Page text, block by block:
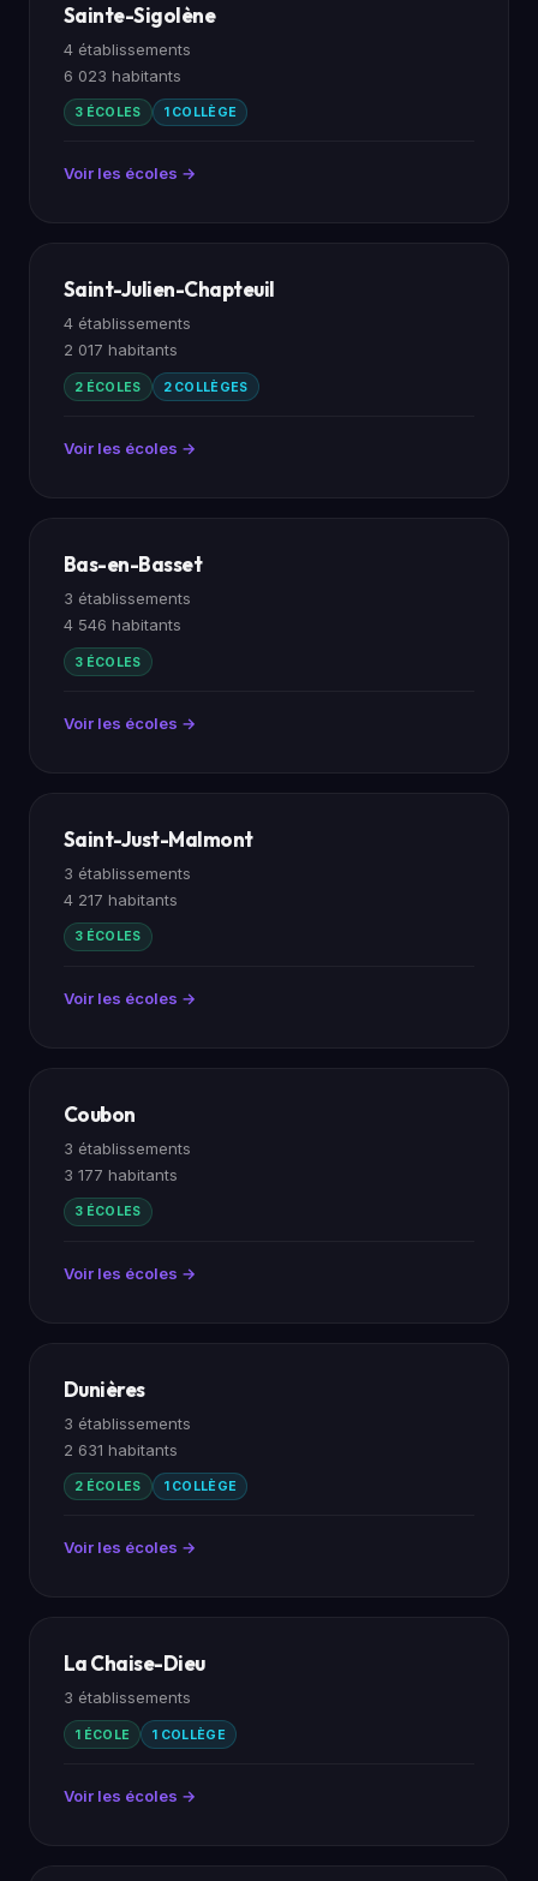
Sainte-Sigolène
4 établissements
6 023 habitants
3 ÉCOLES 1 COLLÈGE
Voir les écoles →
Saint-Julien-Chapteuil
4 établissements
2 017 habitants
2 ÉCOLES 2 COLLÈGES
Voir les écoles →
Bas-en-Basset
3 établissements
4 546 habitants
3 ÉCOLES
Voir les écoles →
Saint-Just-Malmont
3 établissements
4 217 habitants
3 ÉCOLES
Voir les écoles →
Coubon
3 établissements
3 177 habitants
3 ÉCOLES
Voir les écoles →
Dunières
3 établissements
2 631 habitants
2 ÉCOLES 1 COLLÈGE
Voir les écoles →
La Chaise-Dieu
3 établissements
1 ÉCOLE 1 COLLÈGE
Voir les écoles →